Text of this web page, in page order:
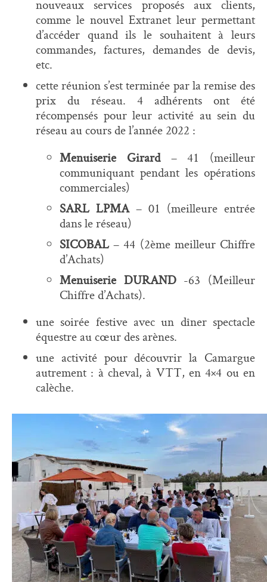
nouveaux services proposés aux clients,
comme le nouvel Extranet leur permettant
d’accéder quand ils le souhaitent à leurs
commandes, factures, demandes de devis,
etc.
cette réunion s’est terminée par la remise des
prix du réseau. 4 adhérents ont été
récompensés pour leur activité au sein du
réseau au cours de l’année 2022 :
Menuiserie Girard– 41 (meilleur
communiquant pendant les opérations
commerciales)
SARL LPMA– 01 (meilleure entrée
dans le réseau)
SICOBAL– 44 (2ème meilleur Chiffre
d’Achats)
Menuiserie DURAND-63 (Meilleur
Chiffre d’Achats).
une soirée festive avec un dîner spectacle
équestre au cœur des arènes.
une activité pour découvrir la Camargue
autrement : à cheval, à VTT, en 4×4 ou en
calèche.